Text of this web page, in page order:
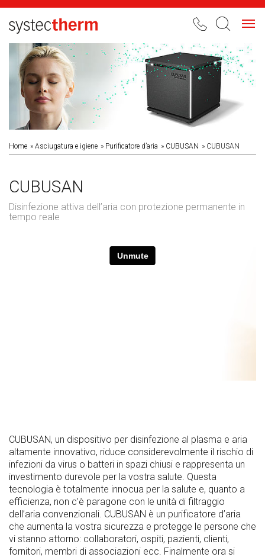
Home Asciugatura e igiene Purificatore d’aria CUBUSAN CUBUSAN
CUBUSAN
Disinfezione attiva dell’aria con protezione permanente in
tempo reale
CUBUSAN, un dispositivo per disinfezione al plasma e aria
altamente innovativo, riduce considerevolmente il rischio di
infezioni da virus o batteri in spazi chiusi e rappresenta un
investimento durevole per la vostra salute. Questa
tecnologia è totalmente innocua per la salute e, quanto a
efficienza, non c’è paragone con le unità di filtraggio
dell’aria convenzionali. CUBUSAN è un purificatore d’aria
che aumenta la vostra sicurezza e protegge le persone che
vi stanno attorno: collaboratori, ospiti, pazienti, clienti,
fornitori, membri di associazioni ecc. Finalmente ora si